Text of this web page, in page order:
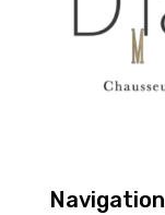
Navigation